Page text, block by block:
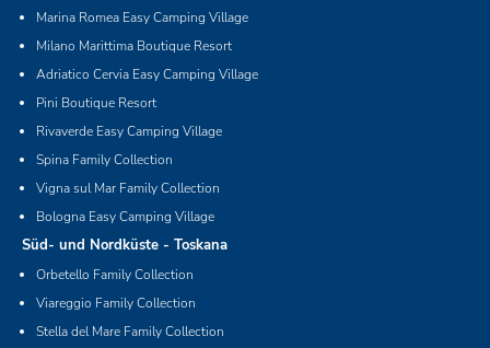
Marina Romea Easy Camping Village
Milano Marittima Boutique Resort
Adriatico Cervia Easy Camping Village
Pini Boutique Resort
Rivaverde Easy Camping Village
Spina Family Collection
Vigna sul Mar Family Collection
Bologna Easy Camping Village
Süd- und Nordküste - Toskana
Orbetello Family Collection
Viareggio Family Collection
Stella del Mare Family Collection